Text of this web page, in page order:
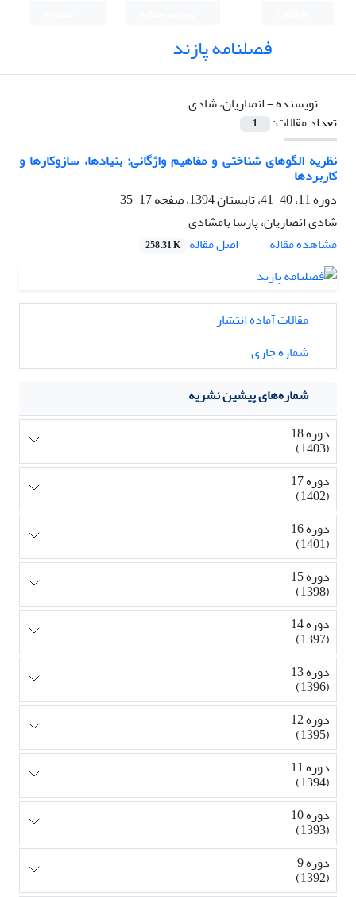
فصلنامه پازند
نویسنده =انصاریان، شادی
تعداد مقالات:
1
نظریه الگوهای شناختی و مفاهیم واژگانی: بنیادها، سازوکارها و
کاربردها
دوره 11، 40-41، تابستان 1394، صفحه
17-35
شادی انصاریان، پارسا بامشادی
مشاهده مقاله
اصل مقاله 258.31 K
مقالات آماده انتشار
شماره جاری
شماره‌های پیشین نشریه
دوره 18
(1403)
دوره 17
(1402)
دوره 16
(1401)
دوره 15
(1398)
دوره 14
(1397)
دوره 13
(1396)
دوره 12
(1395)
دوره 11
(1394)
دوره 10
(1393)
دوره 9
(1392)